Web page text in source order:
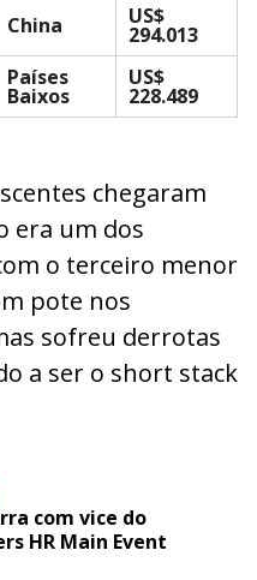
China US$
294.013
Países
Baixos
US$
228.489
chegaram
era um dos
o terceiro menor
pote nos
sofreu derrotas
a ser o short stack
com vice do
HR Main Event